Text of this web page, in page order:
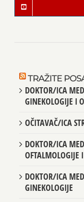
TRAŽITE
DOKTOR/ICA
GINEKOLOGIJE I
OČITAVAČ/ICA
DOKTOR/ICA
OFTALMOLOGIJE
DOKTOR/ICA
GINEKOLOGIJE